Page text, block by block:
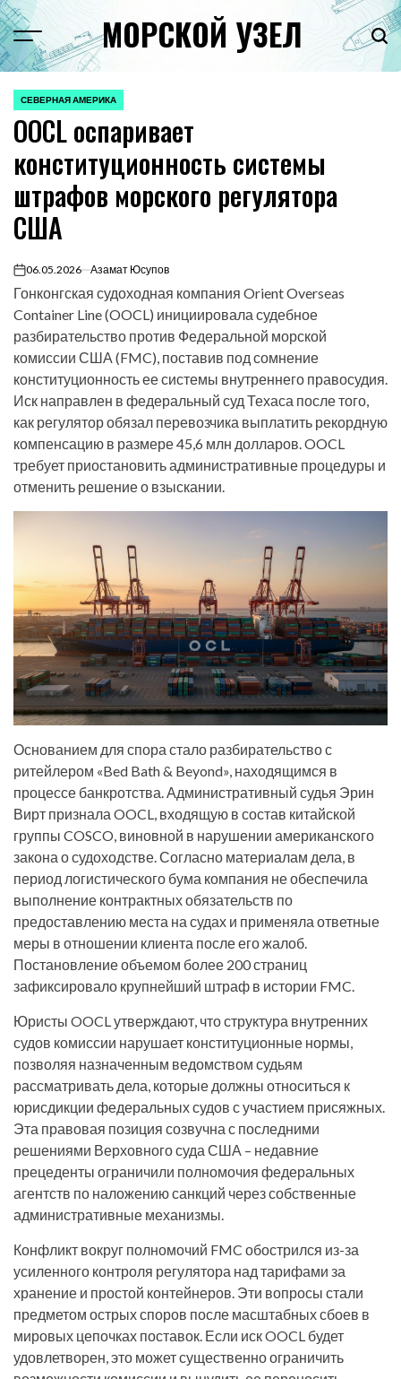
Перейти
к
содержимому
Menu МОРСКОЙ УЗЕЛ
ОПУБЛИКОВАНО
В
СЕВЕРНАЯ АМЕРИКА
OOCL оспаривает
конституционность системы
штрафов морского регулятора
США
on06.05.2026 Азамат Юсупов
Гонконгская судоходная компания Orient Overseas
Container Line (OOCL) инициировала судебное
разбирательство против Федеральной морской
комиссии США (FMC), поставив под сомнение
конституционность ее системы внутреннего правосудия.
Иск направлен в федеральный суд Техаса после того,
как регулятор обязал перевозчика выплатить рекордную
компенсацию в размере 45,6 млн долларов. OOCL
требует приостановить административные процедуры и
отменить решение о взыскании.
Основанием для спора стало разбирательство с
ритейлером «Bed Bath & Beyond», находящимся в
процессе банкротства. Административный судья Эрин
Вирт признала OOCL, входящую в состав китайской
группы COSCO, виновной в нарушении американского
закона о судоходстве. Согласно материалам дела, в
период логистического бума компания не обеспечила
выполнение контрактных обязательств по
предоставлению места на судах и применяла ответные
меры в отношении клиента после его жалоб.
Постановление объемом более 200 страниц
зафиксировало крупнейший штраф в истории FMC.
Юристы OOCL утверждают, что структура внутренних
судов комиссии нарушает конституционные нормы,
позволяя назначенным ведомством судьям
рассматривать дела, которые должны относиться к
юрисдикции федеральных судов с участием присяжных.
Эта правовая позиция созвучна с последними
решениями Верховного суда США – недавние
прецеденты ограничили полномочия федеральных
агентств по наложению санкций через собственные
административные механизмы.
Конфликт вокруг полномочий FMC обострился из-за
усиленного контроля регулятора над тарифами за
хранение и простой контейнеров. Эти вопросы стали
предметом острых споров после масштабных сбоев в
мировых цепочках поставок. Если иск OOCL будет
удовлетворен, это может существенно ограничить